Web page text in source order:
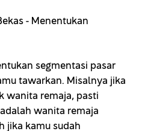
segmentasi pasar
tawarkan. Misalnya jika
wanita remaja, pasti
wanita remaja
jika kamu sudah